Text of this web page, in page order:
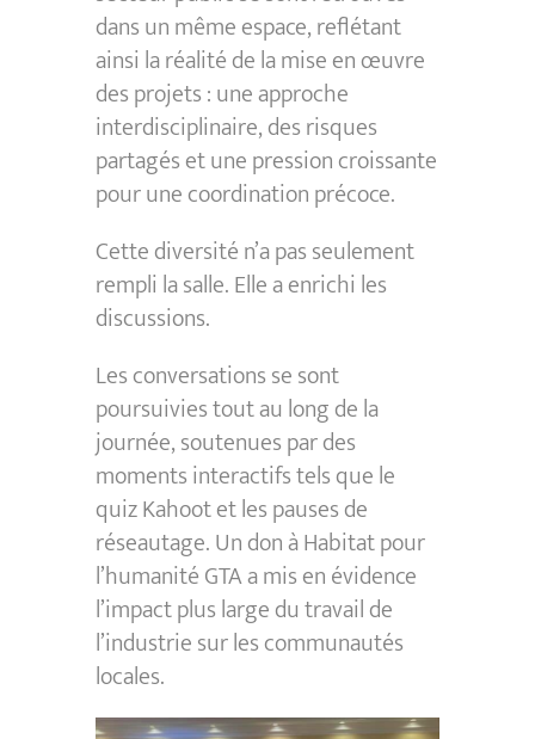
dans un même espace, reflétant
ainsi la réalité de la mise en œuvre
des projets : une approche
interdisciplinaire, des risques
partagés et une pression croissante
pour une coordination précoce.
Cette diversité n’a pas seulement
rempli la salle. Elle a enrichi les
discussions.
Les conversations se sont
poursuivies tout au long de la
journée, soutenues par des
moments interactifs tels que le
quiz Kahoot et les pauses de
réseautage. Un don à Habitat pour
l’humanité GTA a mis en évidence
l’impact plus large du travail de
l’industrie sur les communautés
locales.